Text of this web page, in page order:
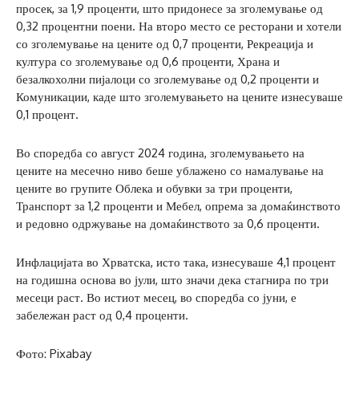
просек, за 1,9 проценти, што придонесе за зголемување од
0,32 процентни поени. На второ место се ресторани и хотели
со зголемување на цените од 0,7 проценти, Рекреација и
култура со зголемување од 0,6 проценти, Храна и
безалкохолни пијалоци со зголемување од 0,2 проценти и
Комуникации, каде што зголемувањето на цените изнесуваше
0,1 процент.
Во споредба со август 2024 година, зголемувањето на
цените на месечно ниво беше ублажено со намалување на
цените во групите Облека и обувки за три проценти,
Транспорт за 1,2 проценти и Мебел, опрема за домаќинството
и редовно одржување на домаќинството за 0,6 проценти.
Инфлацијата во Хрватска, исто така, изнесуваше 4,1 процент
на годишна основа во јули, што значи дека стагнира по три
месеци раст. Во истиот месец, во споредба со јуни, е
забележан раст од 0,4 проценти.
Фото: Pixabay